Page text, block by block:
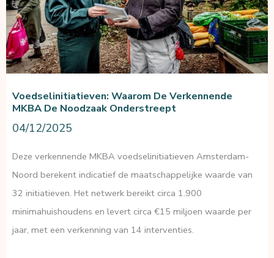
Voedselinitiatieven: Waarom De Verkennende
MKBA De Noodzaak Onderstreept
04/12/2025
Deze verkennende MKBA voedselinitiatieven Amsterdam-
Noord berekent indicatief de maatschappelijke waarde van
32 initiatieven. Het netwerk bereikt circa 1.900
minimahuishoudens en levert circa €15 miljoen waarde per
jaar, met een verkenning van 14 interventies.